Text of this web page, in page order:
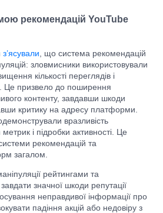
рекомендацій YouTube
з’ясували , що система рекомендацій
зловмисники використовували
кількості переглядів і
Це призвело до поширення
контенту, завдавши шкоди
критику на адресу платформи.
вразливість
і підробки активності. Це
рекомендацій та
загалом.
рейтингами та
значної шкоди репутації
неправдивої інформації про
падіння акцій або недовіру з